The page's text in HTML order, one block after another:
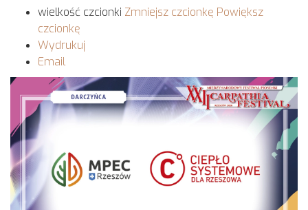
wielkość czcionki Zmniejsz czcionkę Powiększ
czcionkę
Wydrukuj
Email